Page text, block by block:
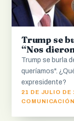
Trump se
“Nos
Trump se burla
queríamos".
expresidente?
21 DE JULIO DE
COMUNICACIÓN